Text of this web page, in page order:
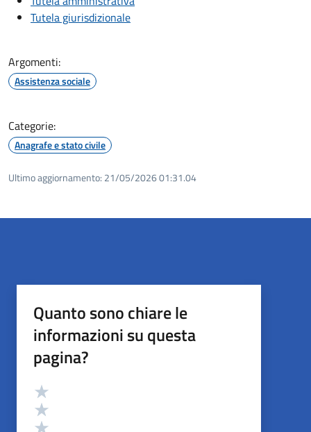
Tutela giurisdizionale
Argomenti:
Assistenza sociale
Categorie:
Anagrafe e stato civile
Ultimo aggiornamento: 21/05/2026 01:31.04
Quanto sono chiare le
informazioni su questa
pagina?
Valutazione